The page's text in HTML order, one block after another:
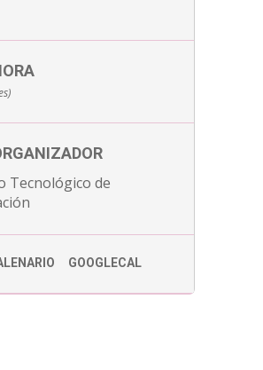
Tecnológico de
GOOGLECAL